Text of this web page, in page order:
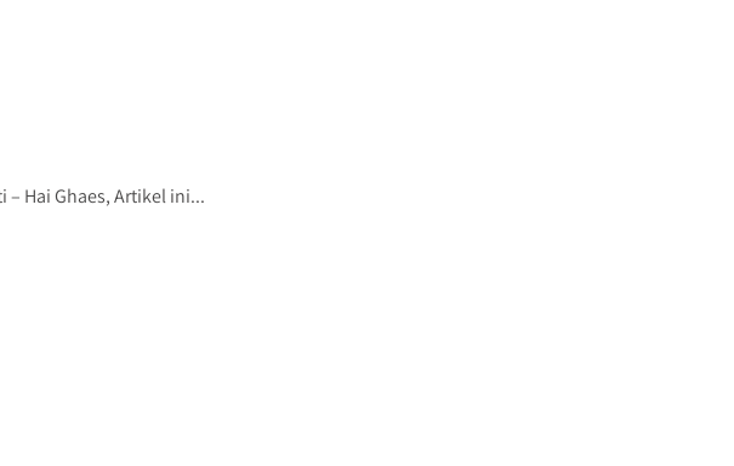
Hai Ghaes, Artikel ini...